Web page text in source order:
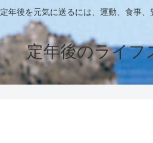
定年後を元気に送るには、運動、食事、
定年後のライフ